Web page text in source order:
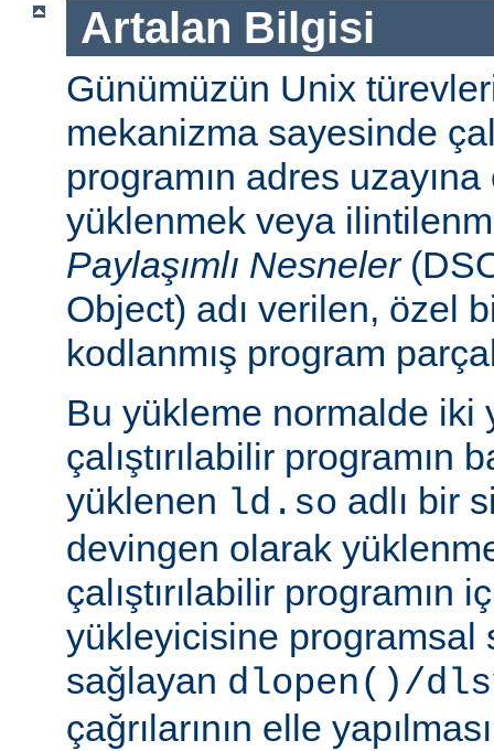
Artalan Bilgisi
Günümüzün Unix
mekanizma sayesinde
programın adres uzayına
yüklenmek veya
Paylaşımlı Nesneler
Object) adı verilen, özel
kodlanmış program
Bu yükleme normalde iki
çalıştırılabilir programın
yüklenen ld.so adlı bir
devingen olarak
çalıştırılabilir programın
yükleyicisine programsal
sağlayan dlopen()/
çağrılarının elle